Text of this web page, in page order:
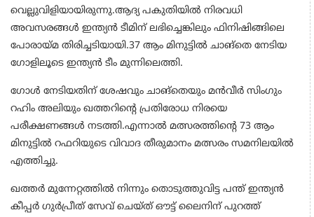
വെല്ലുവിളിയായിരുന്നു.ആദ്യ പകുതിയില്‍ നിരവധി
അവസരങ്ങള്‍ ഇന്ത്യന്‍ ടീമിന് ലഭിച്ചെങ്കിലും ഫിനിഷിങ്ങിലെ
പോരായ്മ തിരിച്ചടിയായി.37 ആം മിനുട്ടില്‍ ചാങ്‌തെ നേടിയ
ഗോളിലൂടെ ഇന്ത്യന്‍ ടീം മുന്നിലെത്തി.
ഗോള്‍ നേടിയതിന് ശേഷവും ചാങ്‌തെയും മന്‍വീര്‍ സിംഗും
റഹിം അലിയും ഖത്തറിന്റെ പ്രതിരോധ നിരയെ
പരീക്ഷണങ്ങള്‍ നടത്തി.എന്നാല്‍ മത്സരത്തിന്റെ 73 ആം
മിനുട്ടില്‍ റഫറിയുടെ വിവാദ തീരുമാനം മത്സരം സമനിലയില്‍
എത്തിച്ചു.
ഖത്തര്‍ മുന്നേറ്റത്തില്‍ നിന്നും തൊടുത്തുവിട്ട പന്ത് ഇന്ത്യന്‍
കീപ്പര്‍ ഗുര്‍പ്രീത് സേവ് ചെയ്ത് ഔട്ട് ലൈനിന് പുറത്ത്